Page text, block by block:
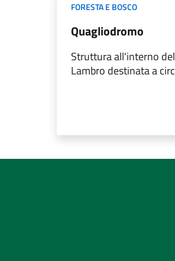
FORESTA E BOSCO
Quagliodromo
Struttura all'interno
Lambro destinata a